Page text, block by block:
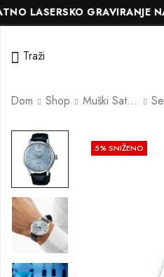
GRAVIRANJE NA SVE
Traži
Dom Shop Muški Satovi
5% SNIŽENO